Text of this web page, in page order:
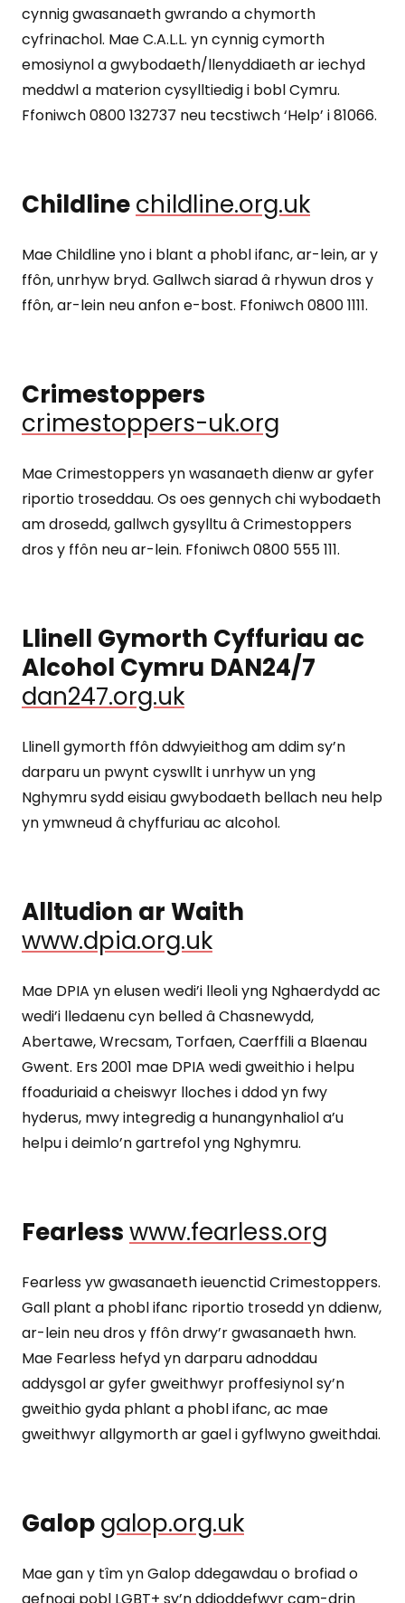
cynnig gwasanaeth gwrando a chymorth
cyfrinachol. Mae C.A.L.L. yn cynnig cymorth
emosiynol a gwybodaeth/llenyddiaeth ar iechyd
meddwl a materion cysylltiedig i bobl Cymru.
Ffoniwch 0800 132737 neu tecstiwch ‘Help’ i 81066.
Childlinechildline.org.uk
Mae Childline yno i blant a phobl ifanc, ar-lein, ar y
ffôn, unrhyw bryd. Gallwch siarad â rhywun dros y
ffôn, ar-lein neu anfon e-bost. Ffoniwch 0800 1111.
Crimestoppers
crimestoppers-uk.org
Mae Crimestoppers yn wasanaeth dienw ar gyfer
riportio troseddau. Os oes gennych chi wybodaeth
am drosedd, gallwch gysylltu â Crimestoppers
dros y ffôn neu ar-lein. Ffoniwch 0800 555 111.
Llinell Gymorth Cyffuriau ac
Alcohol Cymru DAN24/7
dan247.org.uk
Llinell gymorth ffôn ddwyieithog am ddim sy’n
darparu un pwynt cyswllt i unrhyw un yng
Nghymru sydd eisiau gwybodaeth bellach neu help
yn ymwneud â chyffuriau ac alcohol.
Alltudion ar Waith
www.dpia.org.uk
Mae DPIA yn elusen wedi’i lleoli yng Nghaerdydd ac
wedi’i lledaenu cyn belled â Chasnewydd,
Abertawe, Wrecsam, Torfaen, Caerffili a Blaenau
Gwent. Ers 2001 mae DPIA wedi gweithio i helpu
ffoaduriaid a cheiswyr lloches i ddod yn fwy
hyderus, mwy integredig a hunangynhaliol a’u
helpu i deimlo’n gartrefol yng Nghymru.
Fearlesswww.fearless.org
Fearless yw gwasanaeth ieuenctid Crimestoppers.
Gall plant a phobl ifanc riportio trosedd yn ddienw,
ar-lein neu dros y ffôn drwy’r gwasanaeth hwn.
Mae Fearless hefyd yn darparu adnoddau
addysgol ar gyfer gweithwyr proffesiynol sy’n
gweithio gyda phlant a phobl ifanc, ac mae
gweithwyr allgymorth ar gael i gyflwyno gweithdai.
Galopgalop.org.uk
Mae gan y tîm yn Galop ddegawdau o brofiad o